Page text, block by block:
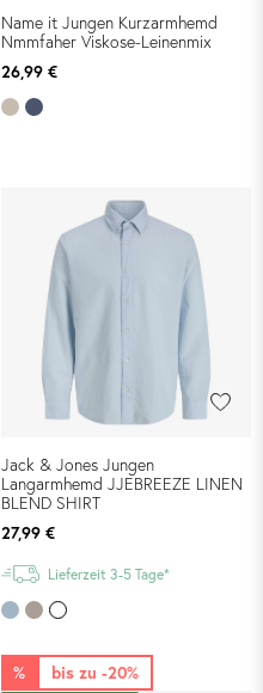
Name it Jungen Kurzarmhemd
Nmmfaher Viskose-Leinenmix
26,99 €
Jack & Jones Jungen
Langarmhemd JJEBREEZE LINEN
BLEND SHIRT
27,99 €
Lieferzeit 3-5 Tage*
bis zu -20%
%